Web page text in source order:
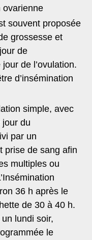
ovarienne
souvent proposée
grossesse et
de
de l’ovulation.
d’insémination
simple, avec
du
par un
prise de sang afin
multiples ou
36 h après le
de 30 à 40 h.
lundi soir,
le